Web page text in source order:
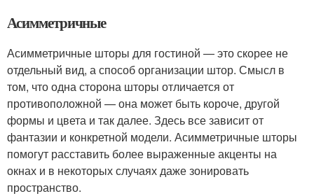
Асимметричные
Асимметричные шторы для гостиной — это скорее не
отдельный вид, а способ организации штор. Смысл в
том, что одна сторона шторы отличается от
противоположной — она может быть короче, другой
формы и цвета и так далее. Здесь все зависит от
фантазии и конкретной модели. Асимметричные шторы
помогут расставить более выраженные акценты на
окнах и в некоторых случаях даже зонировать
пространство.